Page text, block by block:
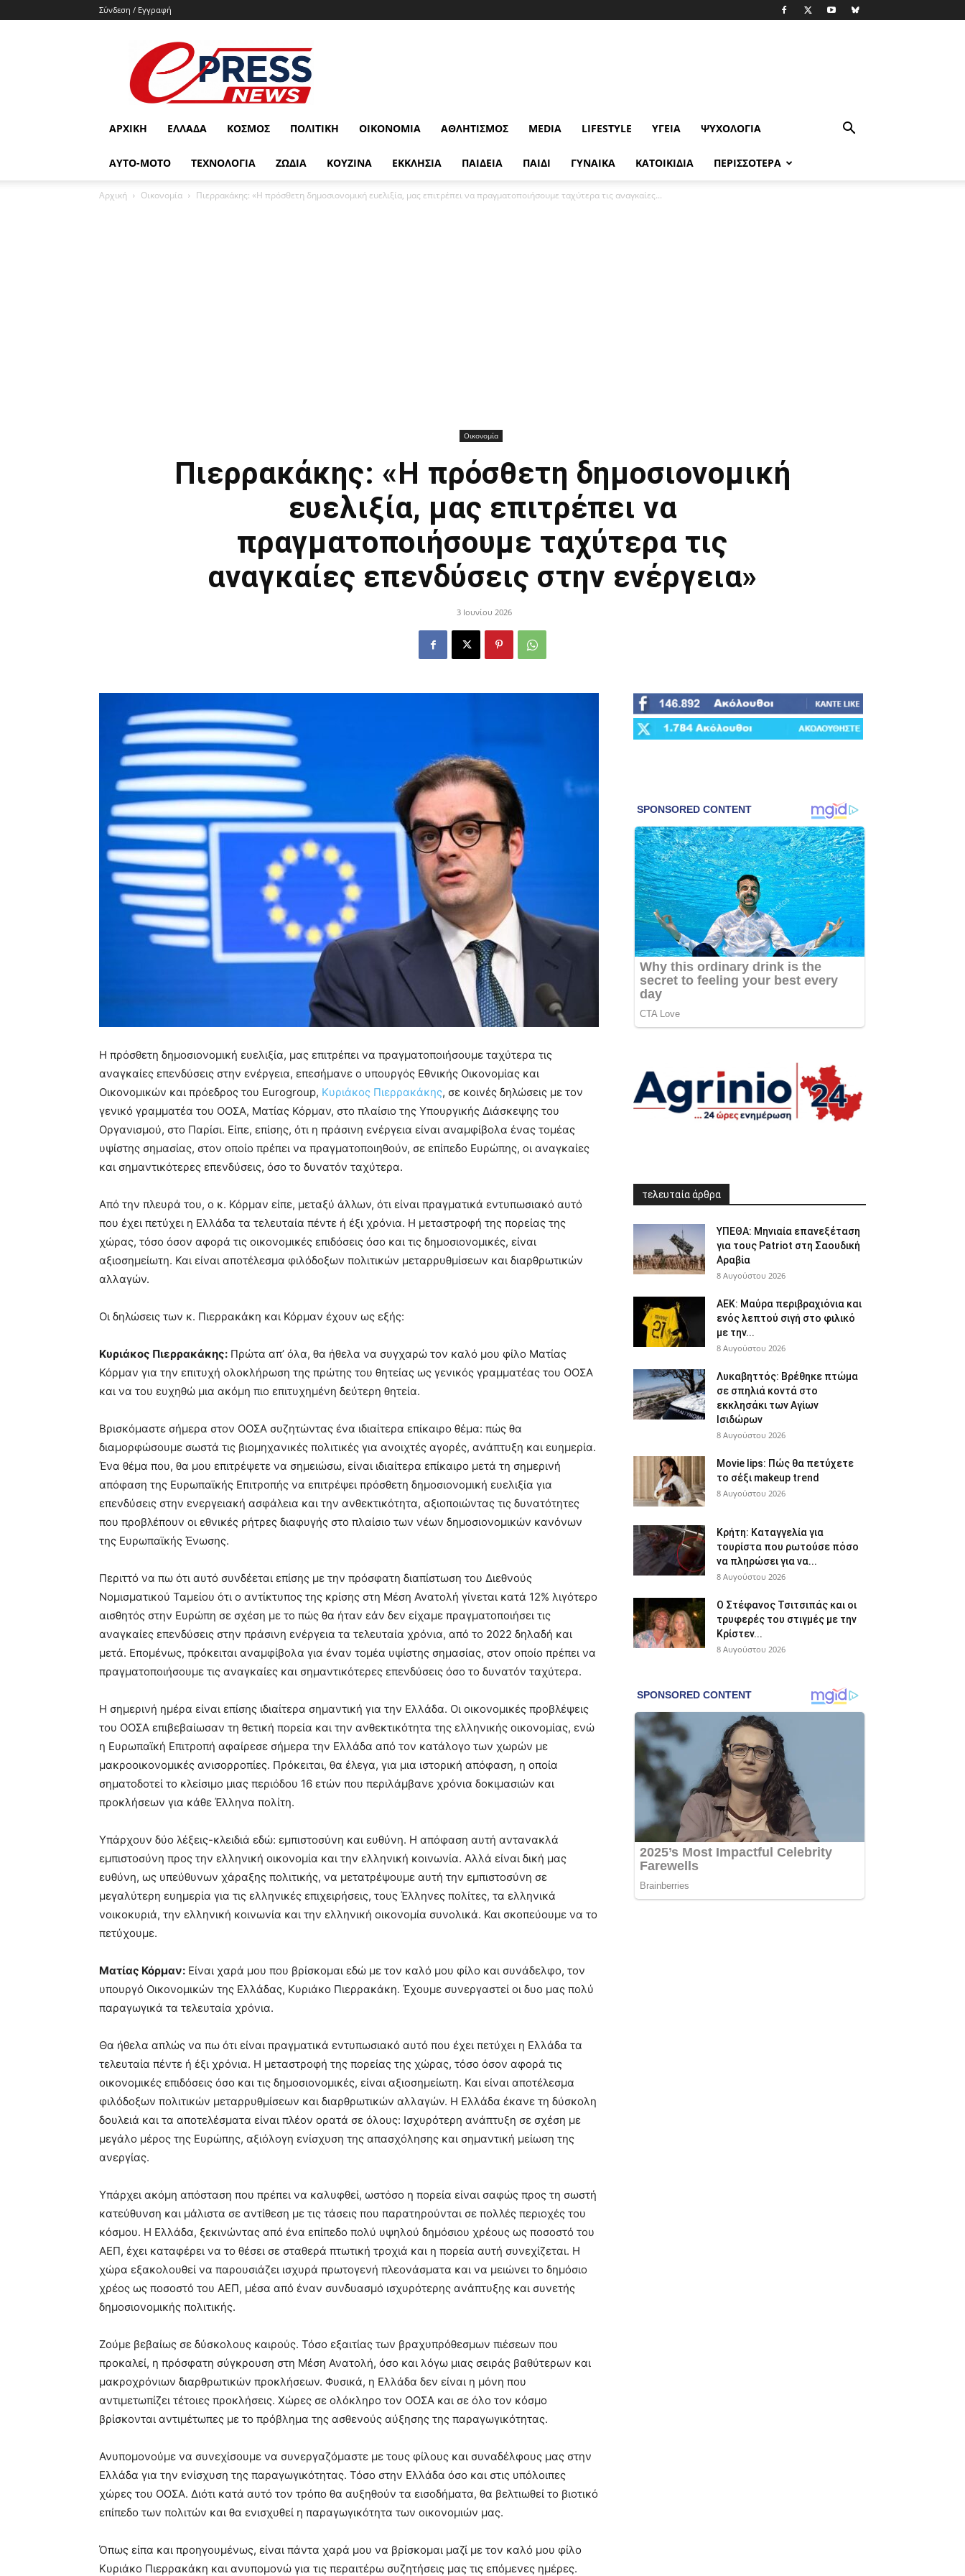
Σύνδεση / Εγγραφή
e-
press.gr
ΑΡΧΙΚΉ ΕΛΛΆΔΑ ΚΌΣΜΟΣ ΠΟΛΙΤΙΚΉ ΟΙΚΟΝΟΜΊΑ ΑΘΛΗΤΙΣΜΌΣ MEDIA LIFESTYLE ΥΓΕΊΑ ΨΥΧΟΛΟΓΙΑ
ΑΥΤΟ-ΜΟΤΟ ΤΕΧΝΟΛΟΓΙΑ ΖΩΔΙΑ ΚΟΥΖΙΝΑ ΕΚΚΛΗΣΙΑ ΠΑΙΔΕΙΑ ΠΑΙΔΙ ΓΥΝΑΙΚΑ ΚΑΤΟΙΚΙΔΙΑ ΠΕΡΙΣΣΟΤΕΡΑ
Αρχική Οικονομία Πιερρακάκης: «Η πρόσθετη δημοσιονομική ευελιξία, μας επιτρέπει να πραγματοποιήσουμε ταχύτερα τις αναγκαίες...
Οικονομία
Πιερρακάκης: «Η πρόσθετη δημοσιονομική
ευελιξία, μας επιτρέπει να
πραγματοποιήσουμε ταχύτερα τις
αναγκαίες επενδύσεις στην ενέργεια»
3 Ιουνίου 2026
Η πρόσθετη δημοσιονομική ευελιξία, μας επιτρέπει να πραγματοποιήσουμε ταχύτερα τις
αναγκαίες επενδύσεις στην ενέργεια, επεσήμανε ο υπουργός Εθνικής Οικονομίας και
Οικονομικών και πρόεδρος του Eurogroup, Κυριάκος Πιερρακάκης, σε κοινές δηλώσεις με τον
γενικό γραμματέα του ΟΟΣΑ, Ματίας Κόρμαν, στο πλαίσιο της Υπουργικής Διάσκεψης του
Οργανισμού, στο Παρίσι. Είπε, επίσης, ότι η πράσινη ενέργεια είναι αναμφίβολα ένας τομέας
υψίστης σημασίας, στον οποίο πρέπει να πραγματοποιηθούν, σε επίπεδο Ευρώπης, οι αναγκαίες
και σημαντικότερες επενδύσεις, όσο το δυνατόν ταχύτερα.
Από την πλευρά του, ο κ. Κόρμαν είπε, μεταξύ άλλων, ότι είναι πραγματικά εντυπωσιακό αυτό
που έχει πετύχει η Ελλάδα τα τελευταία πέντε ή έξι χρόνια. Η μεταστροφή της πορείας της
χώρας, τόσο όσον αφορά τις οικονομικές επιδόσεις όσο και τις δημοσιονομικές, είναι
αξιοσημείωτη. Και είναι αποτέλεσμα φιλόδοξων πολιτικών μεταρρυθμίσεων και διαρθρωτικών
αλλαγών.
Οι δηλώσεις των κ. Πιερρακάκη και Κόρμαν έχουν ως εξής:
Κυριάκος Πιερρακάκης: Πρώτα απ’ όλα, θα ήθελα να συγχαρώ τον καλό μου φίλο Ματίας
Κόρμαν για την επιτυχή ολοκλήρωση της πρώτης του θητείας ως γενικός γραμματέας του ΟΟΣΑ
και να του ευχηθώ μια ακόμη πιο επιτυχημένη δεύτερη θητεία.
Βρισκόμαστε σήμερα στον ΟΟΣΑ συζητώντας ένα ιδιαίτερα επίκαιρο θέμα: πώς θα
διαμορφώσουμε σωστά τις βιομηχανικές πολιτικές για ανοιχτές αγορές, ανάπτυξη και ευημερία.
Ένα θέμα που, θα μου επιτρέψετε να σημειώσω, είναι ιδιαίτερα επίκαιρο μετά τη σημερινή
απόφαση της Ευρωπαϊκής Επιτροπής να επιτρέψει πρόσθετη δημοσιονομική ευελιξία για
επενδύσεις στην ενεργειακή ασφάλεια και την ανθεκτικότητα, αξιοποιώντας τις δυνατότητες
που προβλέπουν οι εθνικές ρήτρες διαφυγής στο πλαίσιο των νέων δημοσιονομικών κανόνων
της Ευρωπαϊκής Ένωσης.
Περιττό να πω ότι αυτό συνδέεται επίσης με την πρόσφατη διαπίστωση του Διεθνούς
Νομισματικού Ταμείου ότι ο αντίκτυπος της κρίσης στη Μέση Ανατολή γίνεται κατά 12% λιγότερο
αισθητός στην Ευρώπη σε σχέση με το πώς θα ήταν εάν δεν είχαμε πραγματοποιήσει τις
αναγκαίες επενδύσεις στην πράσινη ενέργεια τα τελευταία χρόνια, από το 2022 δηλαδή και
μετά. Επομένως, πρόκειται αναμφίβολα για έναν τομέα υψίστης σημασίας, στον οποίο πρέπει να
πραγματοποιήσουμε τις αναγκαίες και σημαντικότερες επενδύσεις όσο το δυνατόν ταχύτερα.
Η σημερινή ημέρα είναι επίσης ιδιαίτερα σημαντική για την Ελλάδα. Οι οικονομικές προβλέψεις
του ΟΟΣΑ επιβεβαίωσαν τη θετική πορεία και την ανθεκτικότητα της ελληνικής οικονομίας, ενώ
η Ευρωπαϊκή Επιτροπή αφαίρεσε σήμερα την Ελλάδα από τον κατάλογο των χωρών με
μακροοικονομικές ανισορροπίες. Πρόκειται, θα έλεγα, για μια ιστορική απόφαση, η οποία
σηματοδοτεί το κλείσιμο μιας περιόδου 16 ετών που περιλάμβανε χρόνια δοκιμασιών και
προκλήσεων για κάθε Έλληνα πολίτη.
Υπάρχουν δύο λέξεις-κλειδιά εδώ: εμπιστοσύνη και ευθύνη. Η απόφαση αυτή αντανακλά
εμπιστοσύνη προς την ελληνική οικονομία και την ελληνική κοινωνία. Αλλά είναι δική μας
ευθύνη, ως υπεύθυνων χάραξης πολιτικής, να μετατρέψουμε αυτή την εμπιστοσύνη σε
μεγαλύτερη ευημερία για τις ελληνικές επιχειρήσεις, τους Έλληνες πολίτες, τα ελληνικά
νοικοκυριά, την ελληνική κοινωνία και την ελληνική οικονομία συνολικά. Και σκοπεύουμε να το
πετύχουμε.
Ματίας Κόρμαν: Είναι χαρά μου που βρίσκομαι εδώ με τον καλό μου φίλο και συνάδελφο, τον
υπουργό Οικονομικών της Ελλάδας, Κυριάκο Πιερρακάκη. Έχουμε συνεργαστεί οι δυο μας πολύ
παραγωγικά τα τελευταία χρόνια.
Θα ήθελα απλώς να πω ότι είναι πραγματικά εντυπωσιακό αυτό που έχει πετύχει η Ελλάδα τα
τελευταία πέντε ή έξι χρόνια. Η μεταστροφή της πορείας της χώρας, τόσο όσον αφορά τις
οικονομικές επιδόσεις όσο και τις δημοσιονομικές, είναι αξιοσημείωτη. Και είναι αποτέλεσμα
φιλόδοξων πολιτικών μεταρρυθμίσεων και διαρθρωτικών αλλαγών. Η Ελλάδα έκανε τη δύσκολη
δουλειά και τα αποτελέσματα είναι πλέον ορατά σε όλους: Ισχυρότερη ανάπτυξη σε σχέση με
μεγάλο μέρος της Ευρώπης, αξιόλογη ενίσχυση της απασχόλησης και σημαντική μείωση της
ανεργίας.
Υπάρχει ακόμη απόσταση που πρέπει να καλυφθεί, ωστόσο η πορεία είναι σαφώς προς τη σωστή
κατεύθυνση και μάλιστα σε αντίθεση με τις τάσεις που παρατηρούνται σε πολλές περιοχές του
κόσμου. Η Ελλάδα, ξεκινώντας από ένα επίπεδο πολύ υψηλού δημόσιου χρέους ως ποσοστό του
ΑΕΠ, έχει καταφέρει να το θέσει σε σταθερά πτωτική τροχιά και η πορεία αυτή συνεχίζεται. Η
χώρα εξακολουθεί να παρουσιάζει ισχυρά πρωτογενή πλεονάσματα και να μειώνει το δημόσιο
χρέος ως ποσοστό του ΑΕΠ, μέσα από έναν συνδυασμό ισχυρότερης ανάπτυξης και συνετής
δημοσιονομικής πολιτικής.
Ζούμε βεβαίως σε δύσκολους καιρούς. Τόσο εξαιτίας των βραχυπρόθεσμων πιέσεων που
προκαλεί, η πρόσφατη σύγκρουση στη Μέση Ανατολή, όσο και λόγω μιας σειράς βαθύτερων και
μακροχρόνιων διαρθρωτικών προκλήσεων. Φυσικά, η Ελλάδα δεν είναι η μόνη που
αντιμετωπίζει τέτοιες προκλήσεις. Χώρες σε ολόκληρο τον ΟΟΣΑ και σε όλο τον κόσμο
βρίσκονται αντιμέτωπες με το πρόβλημα της ασθενούς αύξησης της παραγωγικότητας.
Ανυπομονούμε να συνεχίσουμε να συνεργαζόμαστε με τους φίλους και συναδέλφους μας στην
Ελλάδα για την ενίσχυση της παραγωγικότητας. Τόσο στην Ελλάδα όσο και στις υπόλοιπες
χώρες του ΟΟΣΑ. Διότι κατά αυτό τον τρόπο θα αυξηθούν τα εισοδήματα, θα βελτιωθεί το βιοτικό
επίπεδο των πολιτών και θα ενισχυθεί η παραγωγικότητα των οικονομιών μας.
Όπως είπα και προηγουμένως, είναι πάντα χαρά μου να βρίσκομαι μαζί με τον καλό μου φίλο
Κυριάκο Πιερρακάκη και ανυπομονώ για τις περαιτέρω συζητήσεις μας τις επόμενες ημέρες.
τελευταία άρθρα
ΥΠΕΘΑ: Μηνιαία επανεξέταση
για τους Patriot στη Σαουδική
Αραβία
8 Αυγούστου 2026
ΑΕΚ: Μαύρα περιβραχιόνια και
ενός λεπτού σιγή στο φιλικό
με την...
8 Αυγούστου 2026
Λυκαβηττός: Βρέθηκε πτώμα
σε σπηλιά κοντά στο
εκκλησάκι των Αγίων
Ισιδώρων
8 Αυγούστου 2026
Movie lips: Πώς θα πετύχετε
το σέξι makeup trend
8 Αυγούστου 2026
Κρήτη: Καταγγελία για
τουρίστα που ρωτούσε πόσο
να πληρώσει για να...
8 Αυγούστου 2026
Ο Στέφανος Τσιτσιπάς και οι
τρυφερές του στιγμές με την
Κρίστεν...
8 Αυγούστου 2026